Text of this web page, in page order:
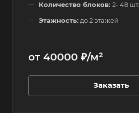
Количество блоков: 2- 48 шт.
Этажность: до 2 этажей
от 40000 ₽/м²
Заказать